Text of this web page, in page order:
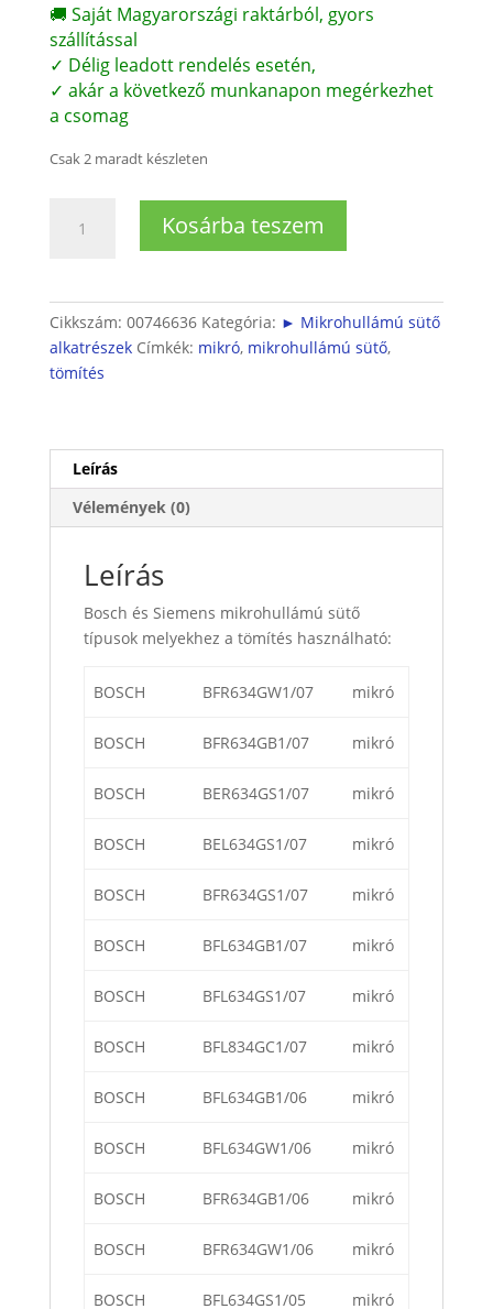
🚚 Saját Magyarországi raktárból, gyors
szállítással
✓ Délig leadott rendelés esetén,
✓ akár a következő munkanapon megérkezhet
a csomag
Csak 2 maradt készleten
Kosárba teszem
Cikkszám: 00746636 Kategória: ► Mikrohullámú sütő
alkatrészek Címkék: mikró, mikrohullámú sütő,
tömítés
Leírás
Vélemények (0)
Leírás
Bosch és Siemens mikrohullámú sütő
típusok melyekhez a tömítés használható:
BOSCH BFR634GW1/07 mikró
BOSCH BFR634GB1/07 mikró
BOSCH BER634GS1/07 mikró
BOSCH BEL634GS1/07 mikró
BOSCH BFR634GS1/07 mikró
BOSCH BFL634GB1/07 mikró
BOSCH BFL634GS1/07 mikró
BOSCH BFL834GC1/07 mikró
BOSCH BFL634GB1/06 mikró
BOSCH BFL634GW1/06 mikró
BOSCH BFR634GB1/06 mikró
BOSCH BFR634GW1/06 mikró
BOSCH BFL634GS1/05 mikró